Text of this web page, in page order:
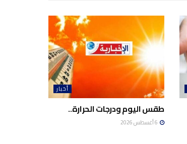
أخبار
طقس اليوم ودرجات الحرارة..